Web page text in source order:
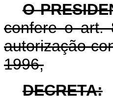
O
confere o art.
autorização
1996,
DECRETA: